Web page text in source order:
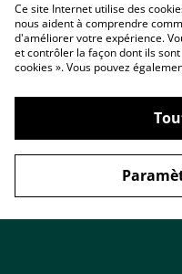
Accueil
Conditions
Ce site Internet utilise des
nous aident à comprendre
d'améliorer votre expérience.
et contrôler la façon dont ils
cookies ». Vous pouvez